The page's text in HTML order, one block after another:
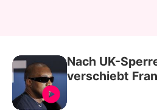
Nach UK-
verschiebt